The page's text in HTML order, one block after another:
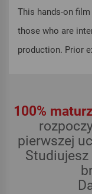
This hands-on
those who are
production. Prior
100%
pierwszej